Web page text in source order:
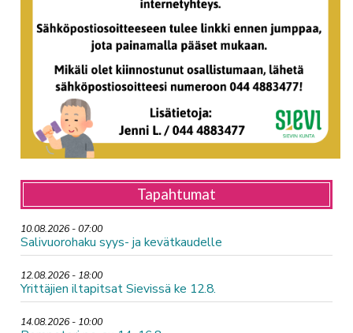
Tapahtumat
10.08.2026 - 07:00
Salivuorohaku syys- ja kevätkaudelle
12.08.2026 - 18:00
Yrittäjien iltapitsat Sievissä ke 12.8.
14.08.2026 - 10:00